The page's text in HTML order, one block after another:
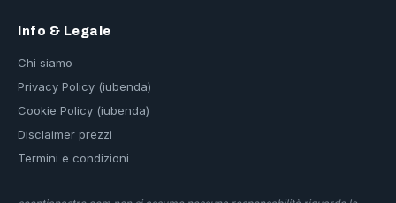
Info & Legale
Chi siamo
Privacy Policy (iubenda)
Cookie Policy (iubenda)
Disclaimer prezzi
Termini e condizioni